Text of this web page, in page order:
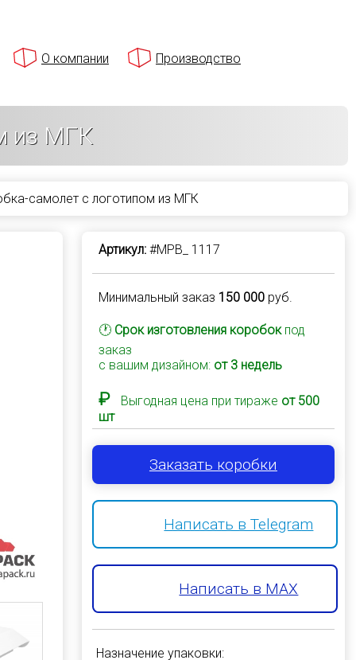
О компании
Производство
из МГК
самолет с логотипом из МГК
Артикул:#MPB_ 1117
Минимальный заказ 150 000руб.
🕐 Срок изготовления коробокпод
заказ
с вашим дизайном: от 3 недель
₽ Выгодная цена при тираже от 500
шт
Заказать коробки
Написать в Telegram
Написать в MAX
Назначение упаковки: